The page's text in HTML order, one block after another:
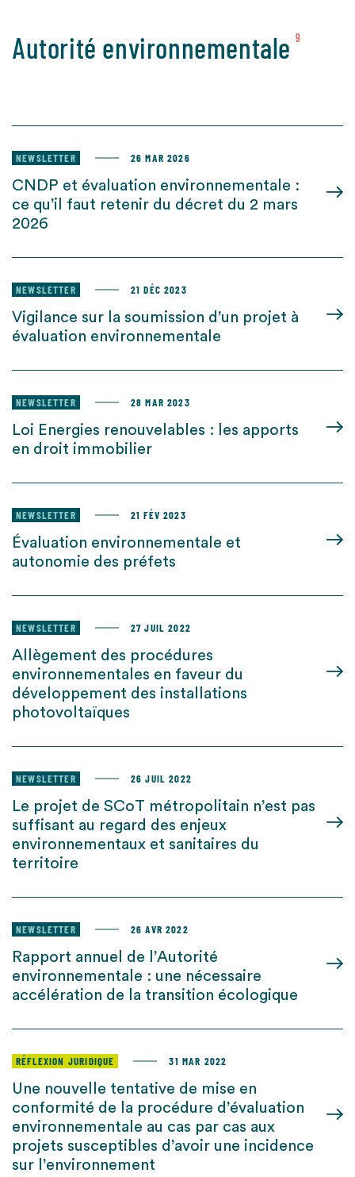
Autorité environnementale 9
NEWSLETTER 26 MAR 2026
CNDP et évaluation environnementale :
ce qu’il faut retenir du décret du 2 mars
2026
NEWSLETTER 21 DÉC 2023
Vigilance sur la soumission d’un projet à
évaluation environnementale
NEWSLETTER 28 MAR 2023
Loi Energies renouvelables : les apports
en droit immobilier
NEWSLETTER 21 FÉV 2023
Évaluation environnementale et
autonomie des préfets
NEWSLETTER 27 JUIL 2022
Allègement des procédures
environnementales en faveur du
développement des installations
photovoltaïques
NEWSLETTER 26 JUIL 2022
Le projet de SCoT métropolitain n’est pas
suffisant au regard des enjeux
environnementaux et sanitaires du
territoire
NEWSLETTER 26 AVR 2022
Rapport annuel de l’Autorité
environnementale : une nécessaire
accélération de la transition écologique
RÉFLEXION JURIDIQUE 31 MAR 2022
Une nouvelle tentative de mise en
conformité de la procédure d’évaluation
environnementale au cas par cas aux
projets susceptibles d’avoir une incidence
sur l’environnement